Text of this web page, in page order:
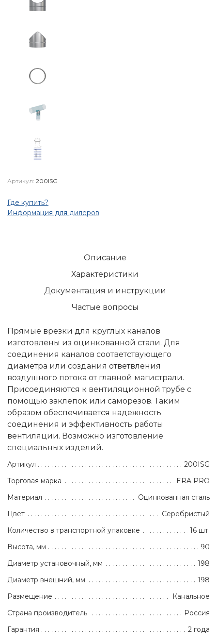
Артикул: 200ISG
Где купить?
Информация для дилеров
Описание
Характеристики
Документация и инструкции
Частые вопросы
Прямые врезки для круглых каналов
изготовлены из оцинкованной стали. Для
соединения каналов соответствующего
диаметра или создания ответвления
воздушного потока от главной магистрали.
Присоединяются к вентиляционной трубе с
помощью заклепок или саморезов. Таким
образом обеспечивается надежность
соединения и эффективность работы
вентиляции. Возможно изготовление
специальных изделий.
Артикул
200ISG
Торговая марка
ERA PRO
Материал
Оцинкованная сталь
Цвет
Серебристый
Количество в транспортной упаковке
16 шт.
Высота, мм
90
Диаметр установочный, мм
198
Диаметр внешний, мм
198
Размещение
Канальное
Страна производитель
Россия
Гарантия
2 года